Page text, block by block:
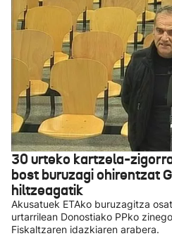
30 urteko kartzela-
bost buruzagi ohirentzat
hiltzeagatik
Akusatuek ETAko buruzagitza
urtarrilean Donostiako PPko
Fiskaltzaren idazkiaren arabera.